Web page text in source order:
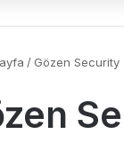
/ Gözen Security